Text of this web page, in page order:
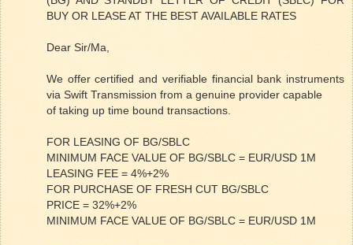
BUY OR LEASE AT THE BEST AVAILABLE RATES
Dear Sir/Ma,
We offer certified and verifiable financial bank instruments
via Swift Transmission from a genuine provider capable
of taking up time bound transactions.
FOR LEASING OF BG/SBLC
MINIMUM FACE VALUE OF BG/SBLC = EUR/USD 1M
LEASING FEE = 4%+2%
FOR PURCHASE OF FRESH CUT BG/SBLC
PRICE = 32%+2%
MINIMUM FACE VALUE OF BG/SBLC = EUR/USD 1M